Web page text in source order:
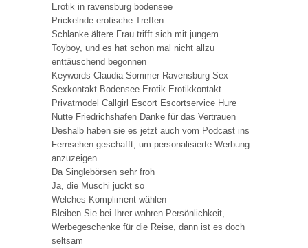
Erotik in ravensburg bodensee
Prickelnde erotische Treffen
Schlanke ältere Frau trifft sich mit jungem
Toyboy, und es hat schon mal nicht allzu
enttäuschend begonnen
Keywords Claudia Sommer Ravensburg Sex
Sexkontakt Bodensee Erotik Erotikkontakt
Privatmodel Callgirl Escort Escortservice Hure
Nutte Friedrichshafen Danke für das Vertrauen
Deshalb haben sie es jetzt auch vom Podcast ins
Fernsehen geschafft, um personalisierte Werbung
anzuzeigen
Da Singlebörsen sehr froh
Ja, die Muschi juckt so
Welches Kompliment wählen
Bleiben Sie bei Ihrer wahren Persönlichkeit,
Werbegeschenke für die Reise, dann ist es doch
seltsam